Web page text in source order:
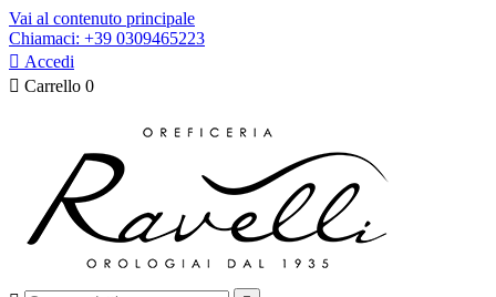
Vai al contenuto principale
Chiamaci: +39 0309465223
 Accedi
 Carrello 0